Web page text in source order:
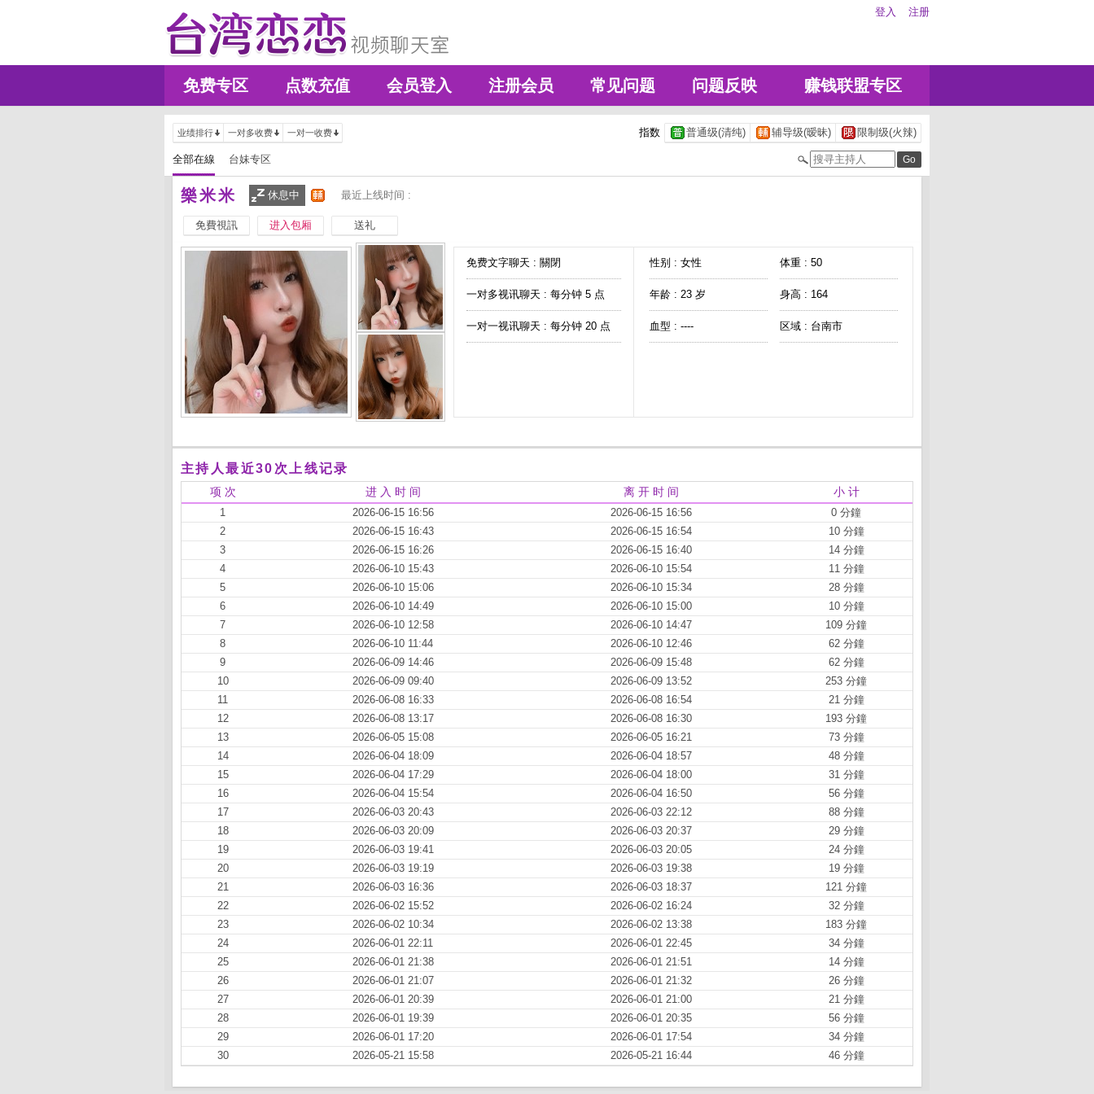
登入 注册
免费专区 点数充值 会员登入 注册会员 常见问题 问题反映 赚钱联盟专区
业绩排行 一对多收费 一对一收费 指数 普通级(清纯) 辅导级(暧昧) 限制级(火辣)
全部在線 台妹专区
樂米米 休息中 最近上线时间 :
免費視訊 进入包厢 送礼
免费文字聊天 : 關閉
一对多视讯聊天 : 每分钟 5 点
一对一视讯聊天 : 每分钟 20 点
性别 : 女性 体重 : 50
年龄 : 23 岁 身高 : 164
血型 : ---- 区域 : 台南市
主持人最近30次上线记录
项 次 进 入 时 间 离 开 时 间 小 计
1 2026-06-15 16:56 2026-06-15 16:56
0 分鐘
2
2026-06-15 16:43 2026-06-15 16:54
10 分鐘
3
2026-06-15 16:26 2026-06-15 16:40
14 分鐘
4
2026-06-10 15:43 2026-06-10 15:54
11 分鐘
5
2026-06-10 15:06 2026-06-10 15:34
28 分鐘
6
2026-06-10 14:49 2026-06-10 15:00
10 分鐘
7
2026-06-10 12:58 2026-06-10 14:47
109 分鐘
8
2026-06-10 11:44 2026-06-10 12:46
62 分鐘
9
2026-06-09 14:46 2026-06-09 15:48
62 分鐘
10
2026-06-09 09:40 2026-06-09 13:52
253 分鐘
11
2026-06-08 16:33 2026-06-08 16:54
21 分鐘
12
2026-06-08 13:17 2026-06-08 16:30
193 分鐘
13
2026-06-05 15:08 2026-06-05 16:21
73 分鐘
14
2026-06-04 18:09 2026-06-04 18:57
48 分鐘
15
2026-06-04 17:29 2026-06-04 18:00
31 分鐘
16
2026-06-04 15:54 2026-06-04 16:50
56 分鐘
17
2026-06-03 20:43 2026-06-03 22:12
88 分鐘
18
2026-06-03 20:09 2026-06-03 20:37
29 分鐘
19
2026-06-03 19:41 2026-06-03 20:05
24 分鐘
20
2026-06-03 19:19 2026-06-03 19:38
19 分鐘
21
2026-06-03 16:36 2026-06-03 18:37
121 分鐘
22
2026-06-02 15:52 2026-06-02 16:24
32 分鐘
23
2026-06-02 10:34 2026-06-02 13:38
183 分鐘
24
2026-06-01 22:11 2026-06-01 22:45
34 分鐘
25
2026-06-01 21:38 2026-06-01 21:51
14 分鐘
26
2026-06-01 21:07 2026-06-01 21:32
26 分鐘
27
2026-06-01 20:39 2026-06-01 21:00
21 分鐘
28
2026-06-01 19:39 2026-06-01 20:35
56 分鐘
29
2026-06-01 17:20 2026-06-01 17:54
34 分鐘
30
2026-05-21 15:58 2026-05-21 16:44 46 分鐘